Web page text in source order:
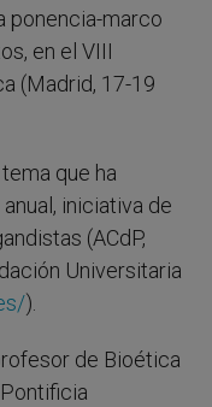
ponencia-marco
en el VIII
(Madrid, 17-19
que ha
iniciativa de
(ACdP,
Universitaria
).
de Bioética